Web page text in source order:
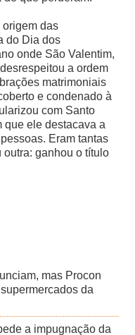
origem das
do Dia dos
onde São Valentim,
a ordem
matrimoniais
e condenado à
com Santo
que ele destacava a
Eram tantas
ganhou o título
mas Procon
da
a impugnação da